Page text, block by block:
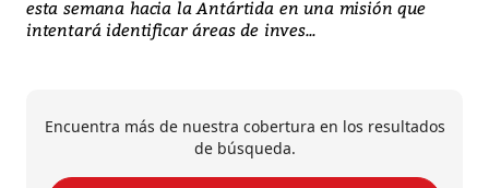
esta semana hacia la Antártida en una misión que
intentará identificar áreas de inves...
Encuentra más de nuestra cobertura en los resultados
de búsqueda.